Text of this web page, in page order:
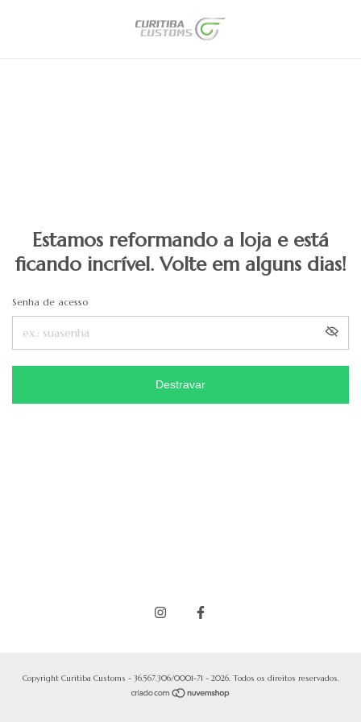
Estamos reformando a loja e está
ficando incrível. Volte em alguns dias!
Senha de acesso
Destravar
Copyright Curitiba Customs - 36.567.306/0001-71 - 2026. Todos os direitos reservados.